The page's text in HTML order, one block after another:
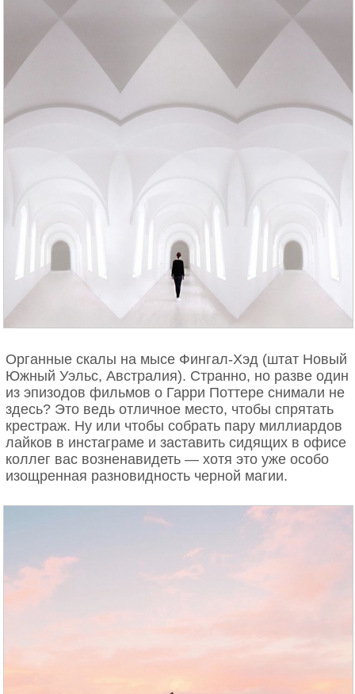
Органные скалы на мысе Фингал-Хэд (штат Новый
Южный Уэльс, Австралия). Странно, но разве один
из эпизодов фильмов о Гарри Поттере снимали не
здесь? Это ведь отличное место, чтобы спрятать
крестраж. Ну или чтобы собрать пару миллиардов
лайков в инстаграме и заставить сидящих в офисе
коллег вас возненавидеть — хотя это уже особо
изощренная разновидность черной магии.